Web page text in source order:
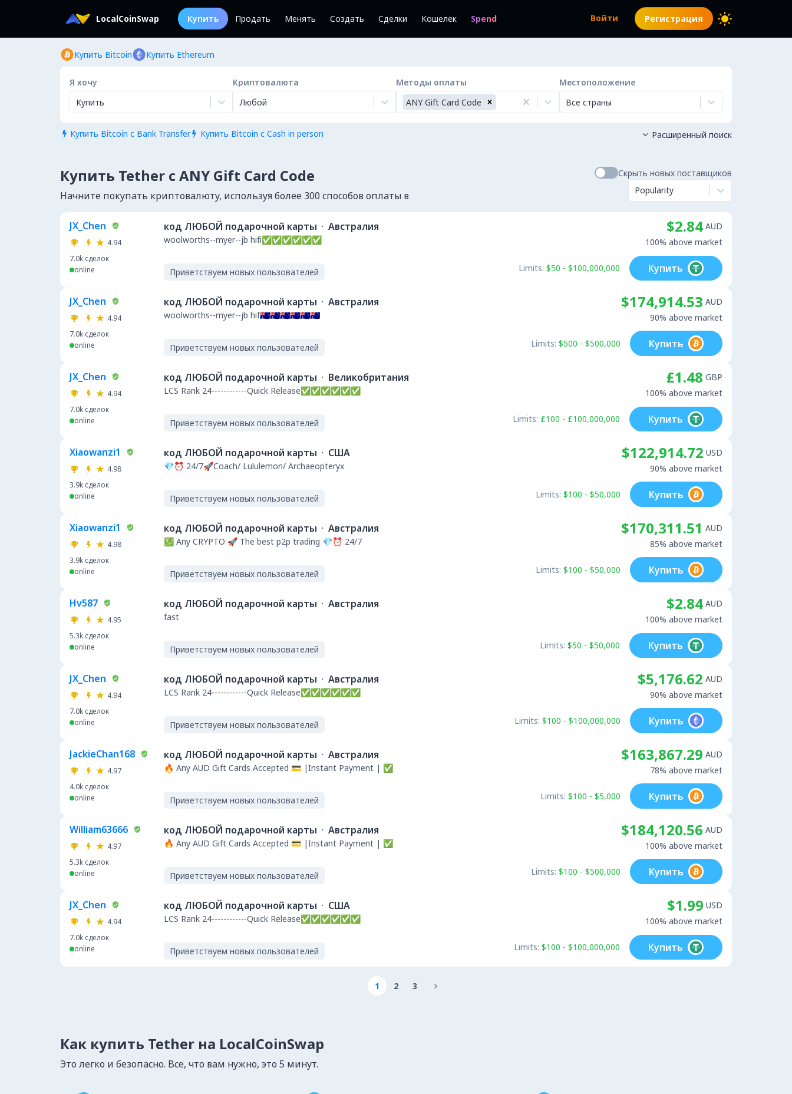
LocalCoinSwap Купить Продать Менять Создать Сделки Кошелек Spend Войти Регистрация
Купить Bitcoin Купить Ethereum
Я хочу
Купить
Криптовалюта
Любой
Методы оплаты
ANY Gift Card Code
Местоположение
Все страны
 Купить Bitcoin с Bank Transfer  Купить Bitcoin с Cash in person  Расширенный поиск
Купить Tether с ANY Gift Card Code
Начните покупать криптовалюту, используя более 300 способов оплаты в
Скрыть новых поставщиков
Popularity
JX_Chen
4.94
7.0k сделок
online
код ЛЮБОЙ подарочной карты · Австралия
woolworths--myer--jb hifi✅✅✅✅✅✅
Приветствуем новых пользователей
$2.84 AUD
100% above market
Limits: $50 - $100,000,000 Купить
JX_Chen
4.94
7.0k сделок
online
код ЛЮБОЙ подарочной карты · Австралия
woolworths--myer--jb hif🇦🇺🇦🇺🇦🇺🇦🇺🇦🇺🇦🇺
Приветствуем новых пользователей
$174,914.53 AUD
90% above market
Limits: $500 - $500,000 Купить
JX_Chen
4.94
7.0k сделок
online
код ЛЮБОЙ подарочной карты · Великобритания
LCS Rank 24------------Quick Release✅✅✅✅✅✅
Приветствуем новых пользователей
£1.48 GBP
100% above market
Limits: £100 - £100,000,000 Купить
Xiaowanzi1
4.98
3.9k сделок
online
код ЛЮБОЙ подарочной карты · США
💎⏰ 24/7🚀Coach/ Lululemon/ Archaeopteryx
Приветствуем новых пользователей
$122,914.72 USD
90% above market
Limits: $100 - $50,000 Купить
Xiaowanzi1
4.98
3.9k сделок
online
код ЛЮБОЙ подарочной карты · Австралия
💹 Any CRYPTO 🚀 The best p2p trading 💎⏰ 24/7
Приветствуем новых пользователей
$170,311.51 AUD
85% above market
Limits: $100 - $50,000 Купить
Hv587
4.95
5.3k сделок
online
код ЛЮБОЙ подарочной карты · Австралия
fast
Приветствуем новых пользователей
$2.84 AUD
100% above market
Limits: $50 - $50,000 Купить
JX_Chen
4.94
7.0k сделок
online
код ЛЮБОЙ подарочной карты · Австралия
LCS Rank 24------------Quick Release✅✅✅✅✅✅
Приветствуем новых пользователей
$5,176.62 AUD
90% above market
Limits: $100 - $100,000,000 Купить
JackieChan168
4.97
4.0k сделок
online
код ЛЮБОЙ подарочной карты · Австралия
🔥 Any AUD Gift Cards Accepted 💳 |Instant Payment | ✅
Приветствуем новых пользователей
$163,867.29 AUD
78% above market
Limits: $100 - $5,000 Купить
William63666
4.97
5.3k сделок
online
код ЛЮБОЙ подарочной карты · Австралия
🔥 Any AUD Gift Cards Accepted 💳 |Instant Payment | ✅
Приветствуем новых пользователей
$184,120.56 AUD
100% above market
Limits: $100 - $500,000 Купить
JX_Chen
4.94
7.0k сделок
online
код ЛЮБОЙ подарочной карты · США
LCS Rank 24------------Quick Release✅✅✅✅✅✅
Приветствуем новых пользователей
$1.99 USD
100% above market
Limits: $100 - $100,000,000 Купить
1 2 3 
Как купить Tether на LocalCoinSwap
Это легко и безопасно. Все, что вам нужно, это 5 минут.